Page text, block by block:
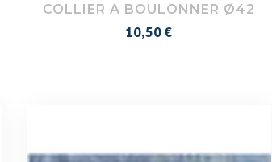
COLLIER A BOULONNER Ø42
Prix
10,50 €